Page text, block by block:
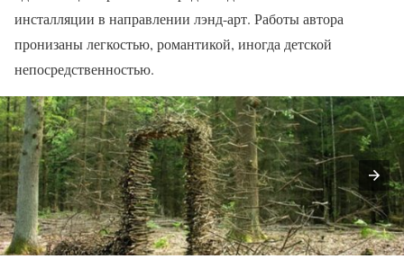
инсталляции в направлении лэнд-арт. Работы автора
пронизаны легкостью, романтикой, иногда детской
непосредственностью.